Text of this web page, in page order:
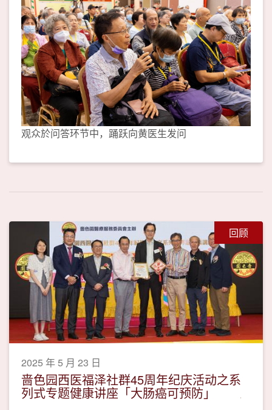
观众於问答环节中，踊跃向黄医生发问
回顾
2025 年 5 月 23 日
啬色园西医福泽社群45周年纪庆活动之系
列式专题健康讲座「大肠癌可预防」